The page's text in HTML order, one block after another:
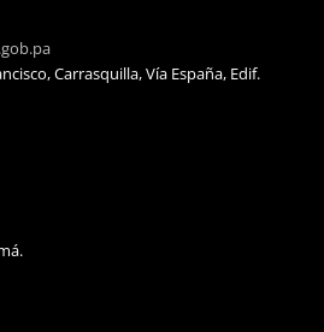
Carrasquilla, Vía España, Edif.